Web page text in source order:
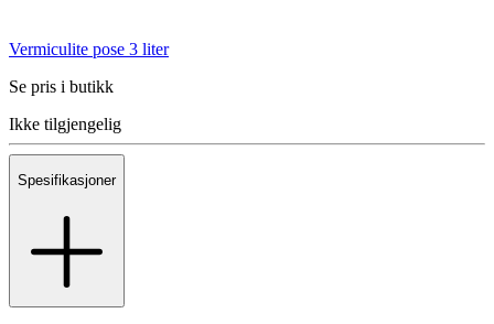
Vermiculite pose 3 liter
Se pris i butikk
Ikke tilgjengelig
Spesifikasjoner